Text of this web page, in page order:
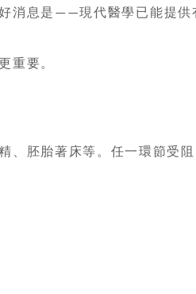
消息是 ——現代醫學已能提
重要。
胚胎著床等。任一環節受阻